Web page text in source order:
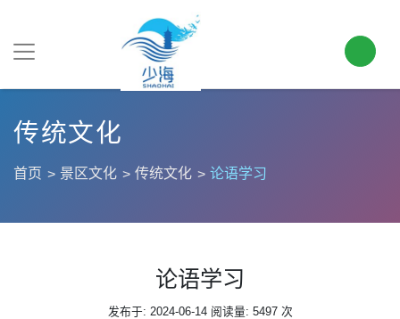
传统文化
首页 景区文化 传统文化 论语学习
论语学习
发布于: 2024-06-14 阅读量: 5497 次